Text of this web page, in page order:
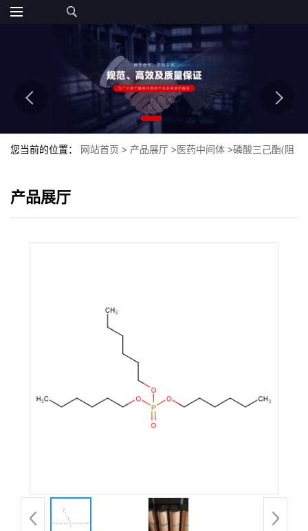
您当前的位置： 网站首页 > 产品展厅 >医药中间体 >磷酸三己酯(阻
产品展厅